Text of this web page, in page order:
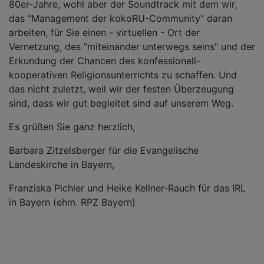
80er-Jahre, wohl aber der Soundtrack mit dem wir,
das "Management der kokoRU-Community" daran
arbeiten, für Sie einen - virtuellen - Ort der
Vernetzung, des "miteinander unterwegs seins" und der
Erkundung der Chancen des konfessionell-
kooperativen Religionsunterrichts zu schaffen. Und
das nicht zuletzt, weil wir der festen Überzeugung
sind, dass wir gut begleitet sind auf unserem Weg.
Es grüßen Sie ganz herzlich,
Barbara Zitzelsberger für die Evangelische
Landeskirche in Bayern,
Franziska Pichler und Heike Kellner-Rauch für das IRL
in Bayern (ehm. RPZ Bayern)